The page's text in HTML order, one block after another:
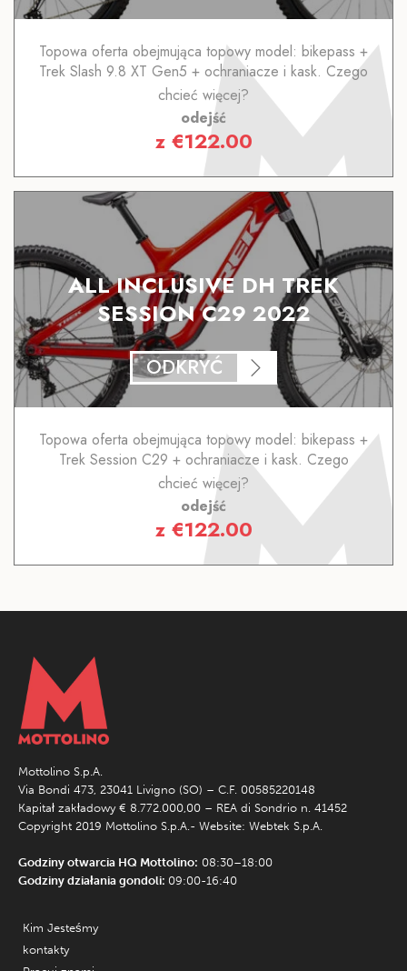
Topowa oferta obejmująca topowy model: bikepass +
Trek Slash 9.8 XT Gen5 + ochraniacze i kask. Czego
chcieć więcej?
odejść
z €122.00
ALL INCLUSIVE DH TREK
SESSION C29 2022
ODKRYĆ
Topowa oferta obejmująca topowy model: bikepass +
Trek Session C29 + ochraniacze i kask. Czego
chcieć więcej?
odejść
z €122.00
Mottolino S.p.A.
Via Bondi 473, 23041 Livigno (SO) – C.F. 00585220148
Kapitał zakładowy € 8.772.000,00 – REA di Sondrio n. 41452
Copyright 2019 Mottolino S.p.A.- Website: Webtek S.p.A.
Godziny otwarcia HQ Mottolino: 08:30–18:00
Godziny działania gondoli: 09:00-16:40
Kim Jesteśmy
kontakty